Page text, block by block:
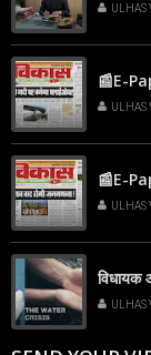
📰E-
📰E-
विधायक